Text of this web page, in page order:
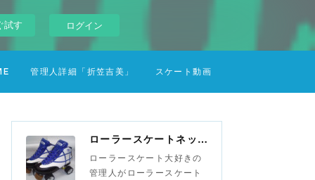
試す ログイン
管理人詳細「折笠吉美」 スケート動画
ローラースケートネットワーク（ローラースポーツネットワーク）
ローラースケート大好きの
管理人がローラースケート